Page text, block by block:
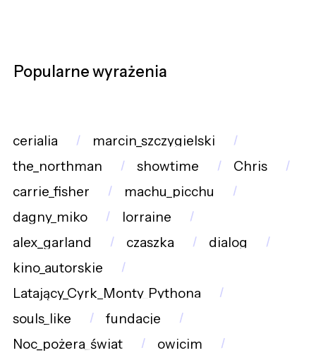
Popularne wyrażenia
cerialia
marcin_szczygielski
the_northman
showtime
Chris
carrie_fisher
machu_picchu
dagny_miko
lorraine
alex_garland
czaszka
dialog
kino_autorskie
Latający_Cyrk_Monty_Pythona
souls_like
fundacje
Noc_pożera_świat
owicim